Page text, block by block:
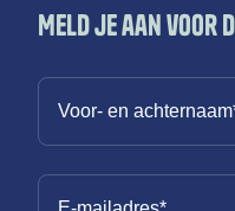
Meld je aan voor